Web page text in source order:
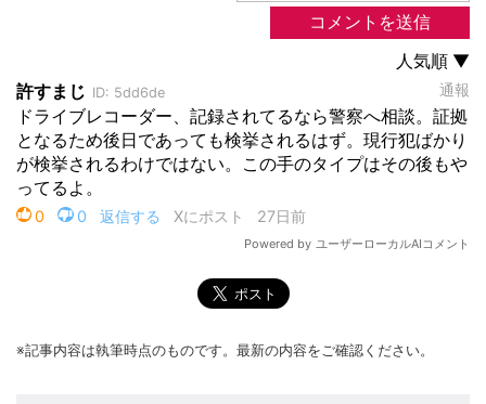
※記事内容は執筆時点のものです。最新の内容をご確認ください。